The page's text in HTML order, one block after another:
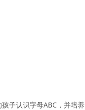
子认识字母ABC，并培养